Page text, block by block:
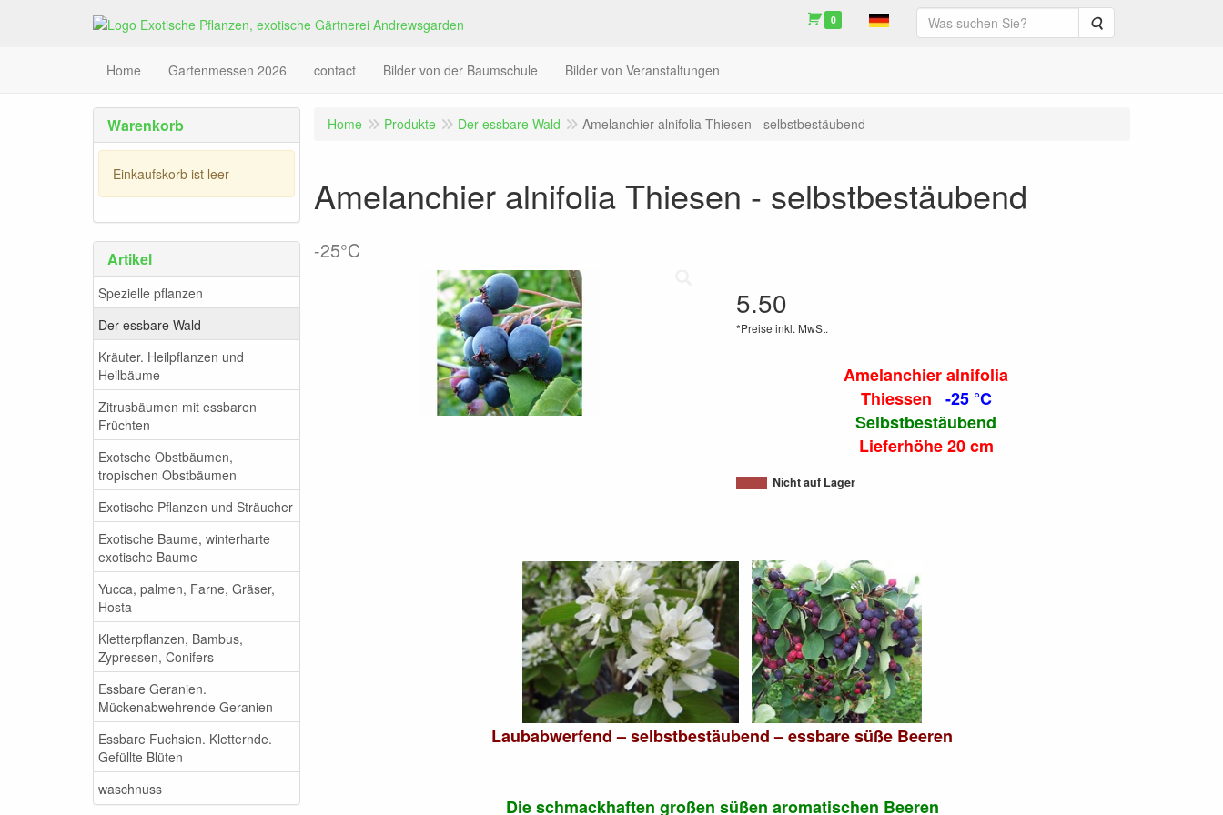
0 Suche
Home Gartenmessen 2026 contact Bilder von der Baumschule Bilder von Veranstaltungen
Warenkorb
Einkaufskorb ist leer
Artikel
Spezielle pflanzen
Der essbare Wald
Kräuter. Heilpflanzen und
Heilbäume
Zitrusbäumen mit essbaren
Früchten
Exotsche Obstbäumen,
tropischen Obstbäumen
Exotische Pflanzen und Sträucher
Exotische Baume, winterharte
exotische Baume
Yucca, palmen, Farne, Gräser,
Hosta
Kletterpflanzen, Bambus,
Zypressen, Conifers
Essbare Geranien.
Mückenabwehrende Geranien
Essbare Fuchsien. Kletternde.
Gefüllte Blüten
waschnuss
Home Produkte Der essbare Wald Amelanchier alnifolia Thiesen - selbstbestäubend
Amelanchier alnifolia Thiesen - selbstbestäubend
-25°C
5.50
*Preise inkl. MwSt.
Amelanchier alnifolia
Thiessen -25 °C
Selbstbestäubend
Lieferhöhe 20 cm
Nicht auf Lager
Laubabwerfend – selbstbestäubend – essbare süße Beeren
Die schmackhaften großen süßen aromatischen Beeren